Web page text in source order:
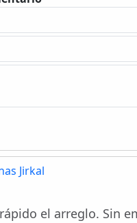
Jirkal
el arreglo. Sin